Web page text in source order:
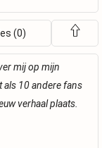
(0)
mij op mijn
als 10 andere fans
verhaal plaats.